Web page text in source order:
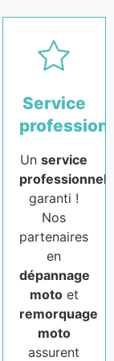
Service
Unservice
professionnel
garanti !
Nos
partenaires
en
dépannage
motoet
remorquage
moto
assurent